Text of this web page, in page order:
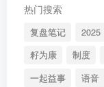
热门搜索
复盘笔记 2025
籽为康
制度
一起益事
语音